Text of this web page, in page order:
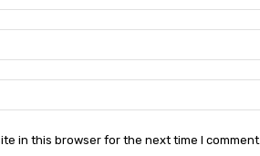
in this browser for the next time I comment.